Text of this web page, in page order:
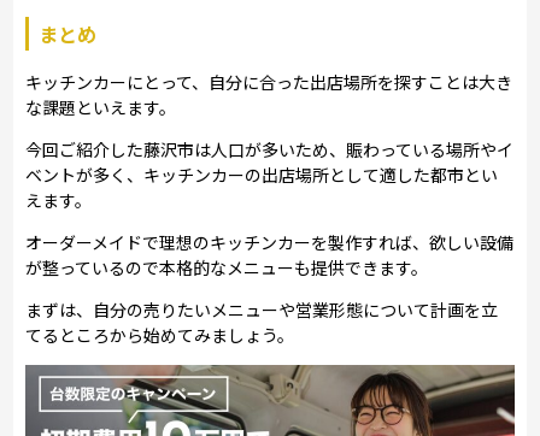
まとめ
キッチンカーにとって、自分に合った出店場所を探すことは大き
な課題といえます。
今回ご紹介した藤沢市は人口が多いため、賑わっている場所やイ
ベントが多く、キッチンカーの出店場所として適した都市とい
えます。
オーダーメイドで理想のキッチンカーを製作すれば、欲しい設備
が整っているので本格的なメニューも提供できます。
まずは、自分の売りたいメニューや営業形態について計画を立
てるところから始めてみましょう。